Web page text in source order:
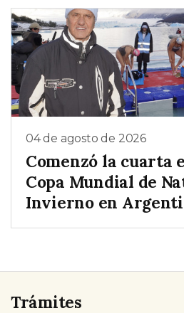
04 de agosto de 2026
Comenzó la cuarta
Copa Mundial de
Invierno en
Trámites